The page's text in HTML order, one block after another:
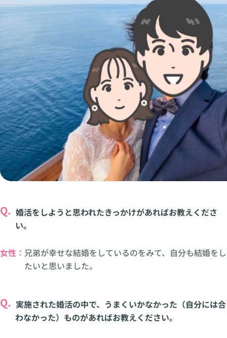
Q. 婚活をしようと思われたきっかけがあればお教えくださ
い。
女性： 兄弟が幸せな結婚をしているのをみて、自分も結婚をし
たいと思いました。
Q. 実施された婚活の中で、うまくいかなかった（自分には合
わなかった）ものがあればお教えください。